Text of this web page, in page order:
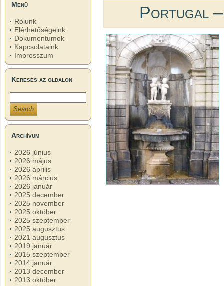
Menü
Rólunk
Elérhetőségeink
Dokumentumok
Kapcsolataink
Impresszum
Keresés az oldalon
Archívum
2026 június
2026 május
2026 április
2026 március
2026 január
2025 december
2025 november
2025 október
2025 szeptember
2025 augusztus
2021 augusztus
2019 január
2015 szeptember
2014 január
2013 december
2013 október
Portugal –